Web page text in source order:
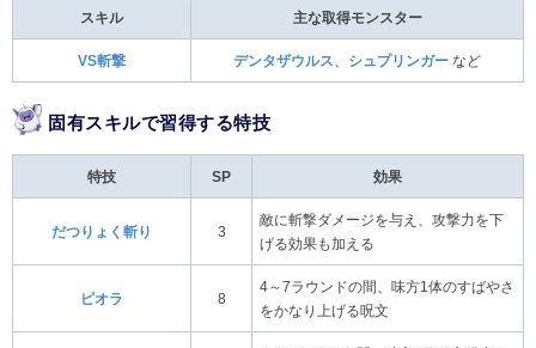
スキル 主な取得モンスター
VS斬撃 デンタザウルス、 シュプリンガー など
固有スキルで習得する特技
特技 SP 効果
だつりょく斬り 3
敵に斬撃ダメージを与え、攻撃力を下
げる効果も加える
ピオラ 8
4～7ラウンドの間、味方1体のすばやさ
をかなり上げる呪文